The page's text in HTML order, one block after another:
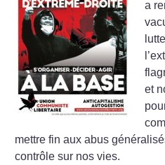
a
et
mettre fin aux abus
contrôle sur nos vies.